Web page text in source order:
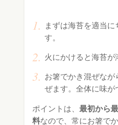
まずは海苔を適当
す。
火にかけると海苔が
お箸でかき混ぜな
ぜます。全体に味が
ポイントは、 最初から
料なので、常にお箸で